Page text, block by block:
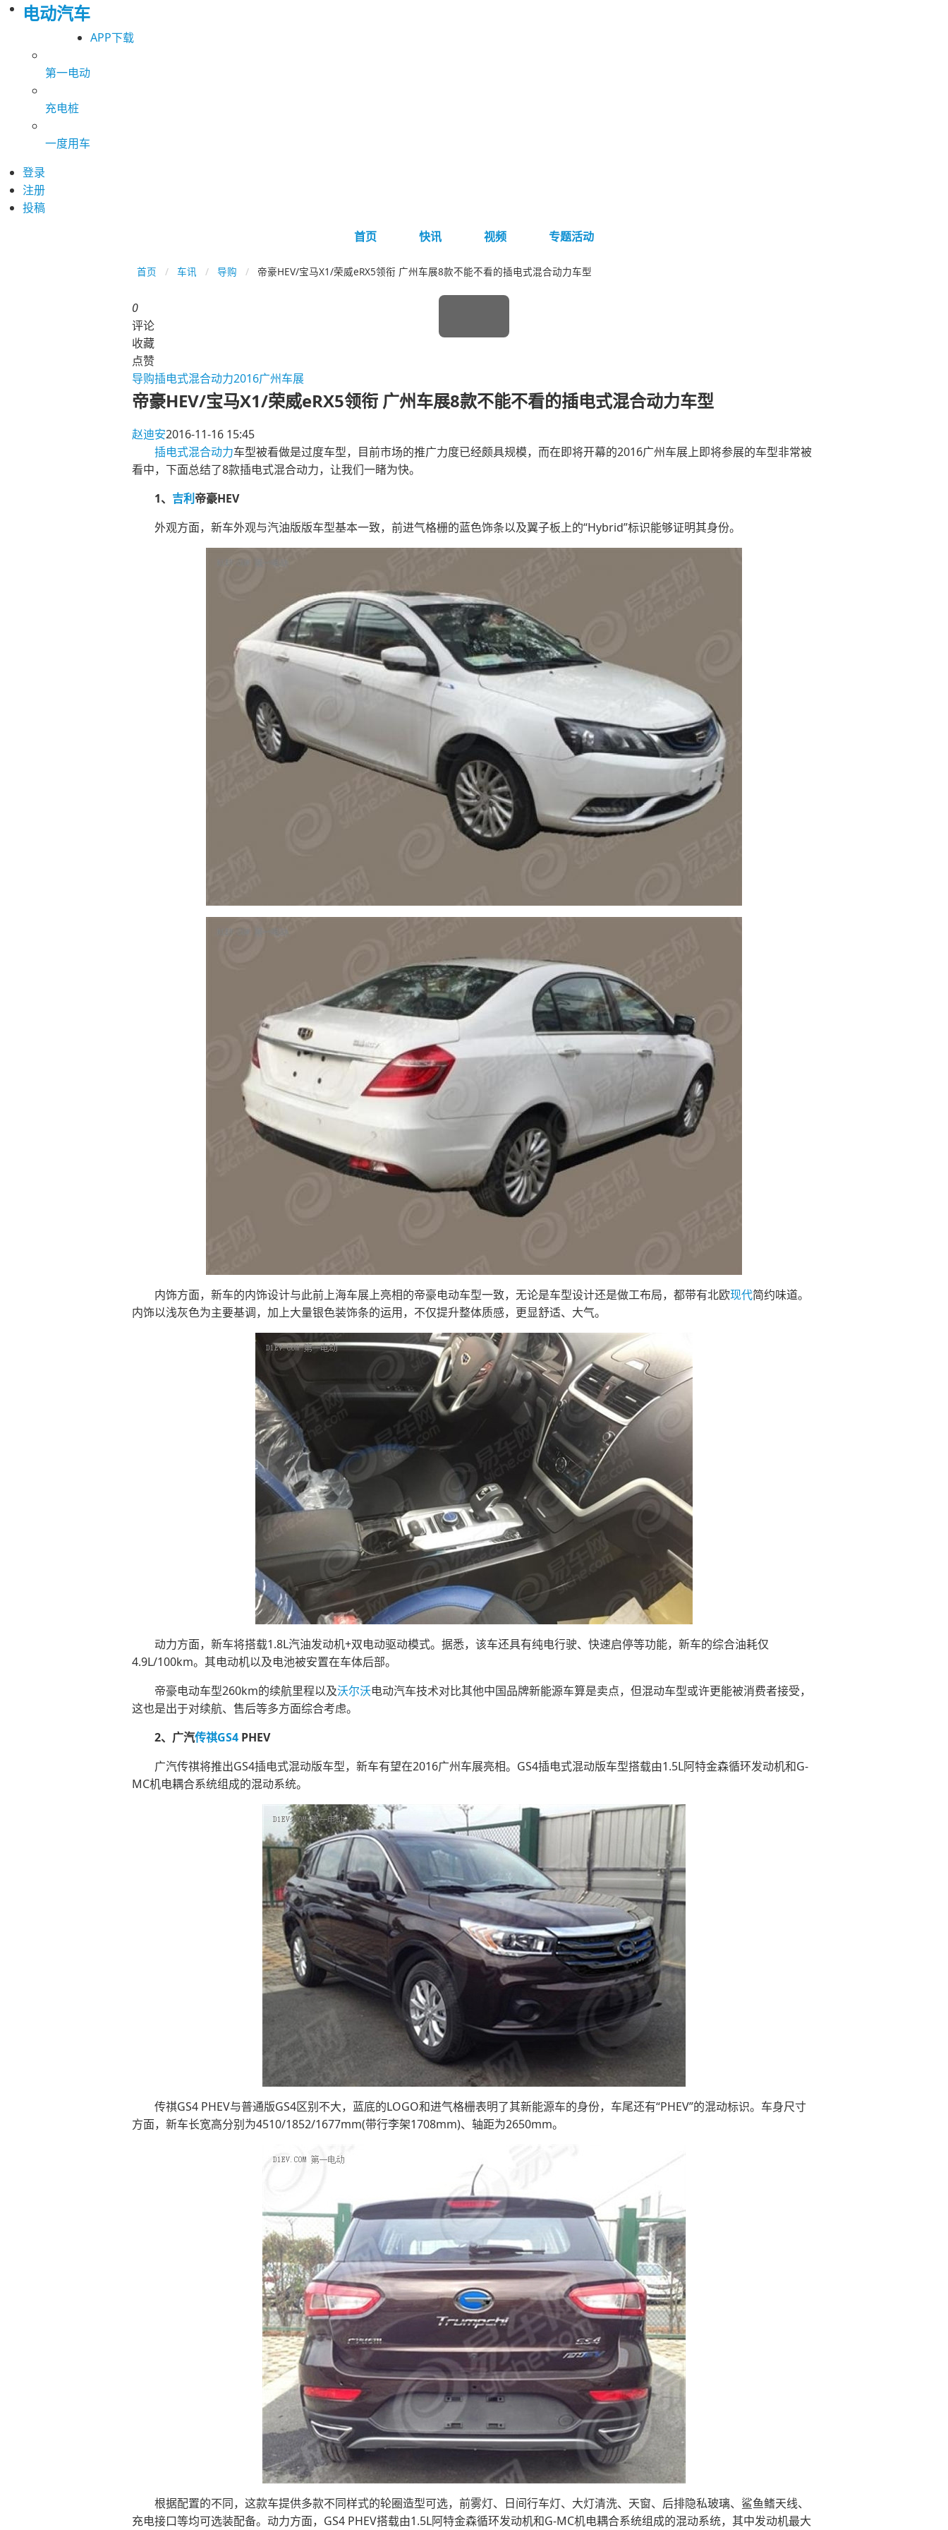
电动汽车
APP下载
第一电动
充电桩
一度用车
登录
注册
投稿
首页
快讯 视频 专题活动
首页 车讯 导购 帝豪HEV/宝马X1/荣威eRX5领衔 广州车展8款不能不看的插电式混合动力车型
0
评论
收藏
点赞
导购插电式混合动力2016广州车展
帝豪HEV/宝马X1/荣威eRX5领衔 广州车展8款不能不看的插电式混合动力车型
赵迪安2016-11-16 15:45
插电式混合动力车型被看做是过度车型，目前市场的推广力度已经颇具规模，而在即将开幕的2016广州车展上即将参展的车型非常被
看中，下面总结了8款插电式混合动力，让我们一睹为快。
1、 吉利 帝豪HEV
外观方面，新车外观与汽油版版车型基本一致，前进气格栅的蓝色饰条以及翼子板上的“Hybrid”标识能够证明其身份。
内饰方面，新车的内饰设计与此前上海车展上亮相的帝豪电动车型一致，无论是车型设计还是做工布局，都带有北欧现代简约味道。
内饰以浅灰色为主要基调，加上大量银色装饰条的运用，不仅提升整体质感，更显舒适、大气。
动力方面，新车将搭载1.8L汽油发动机+双电动驱动模式。据悉，该车还具有纯电行驶、快速启停等功能，新车的综合油耗仅
4.9L/100km。其电动机以及电池被安置在车体后部。
帝豪电动车型260km的续航里程以及沃尔沃电动汽车技术对比其他中国品牌新能源车算是卖点，但混动车型或许更能被消费者接受，
这也是出于对续航、售后等多方面综合考虑。
2、广汽传祺GS4 PHEV
广汽传祺将推出GS4插电式混动版车型，新车有望在2016广州车展亮相。GS4插电式混动版车型搭载由1.5L阿特金森循环发动机和G-
MC机电耦合系统组成的混动系统。
传祺GS4 PHEV与普通版GS4区别不大，蓝底的LOGO和进气格栅表明了其新能源车的身份，车尾还有“PHEV”的混动标识。车身尺寸
方面，新车长宽高分别为4510/1852/1677mm(带行李架1708mm)、轴距为2650mm。
根据配置的不同，这款车提供多款不同样式的轮圈造型可选，前雾灯、日间行车灯、大灯清洗、天窗、后排隐私玻璃、鲨鱼鳍天线、
充电接口等均可选装配备。动力方面，GS4 PHEV搭载由1.5L阿特金森循环发动机和G-MC机电耦合系统组成的混动系统，其中发动机最大